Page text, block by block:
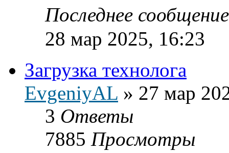
Последнее
28 мар 2025, 16:23
Загрузка технолога
EvgeniyAL » 27 мар
3 Ответы
7885 Просмотры